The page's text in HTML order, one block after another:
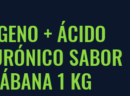
+ ÁCIDO
SABOR
1 KG